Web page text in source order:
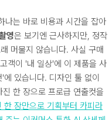
나는 바로 비용과 시간을 잡아
영은 보기엔 근사하지만, 정작
머물지 않습니다. 사실 구매
객이 '내 일상'에 이 제품을 사
있습니다. 디자인 툴 없이
한 장으로 프로급 연출컷을
장만으로 기획부터 카피라